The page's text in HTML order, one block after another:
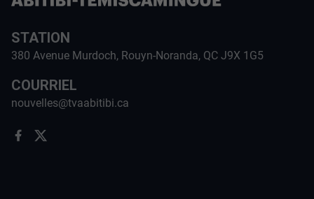
STATION
380 Avenue Murdoch, Rouyn-Noranda, QC J9X 1G5
COURRIEL
nouvelles@tvaabitibi.ca